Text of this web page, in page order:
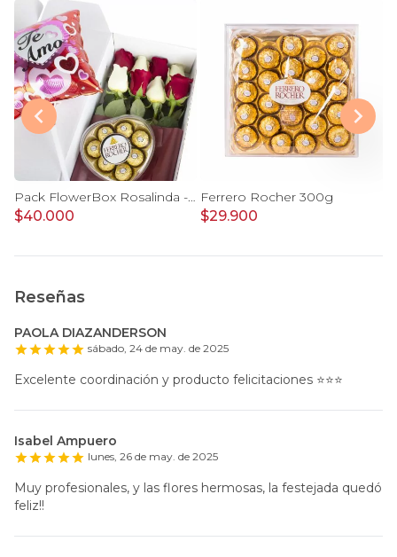
Pack FlowerBox Rosalinda - Caja con 8 rosas mix rojo y blanco, Ferrero Rocher corazón 100g y globo Te amo
$40.000
Ferrero Rocher 300g
$29.900
Reseñas
PAOLA DIAZANDERSON
sábado, 24 de may. de 2025
Excelente coordinación y producto felicitaciones ⭐️⭐️⭐️
Isabel Ampuero
lunes, 26 de may. de 2025
Muy profesionales, y las flores hermosas, la festejada quedó
feliz!!